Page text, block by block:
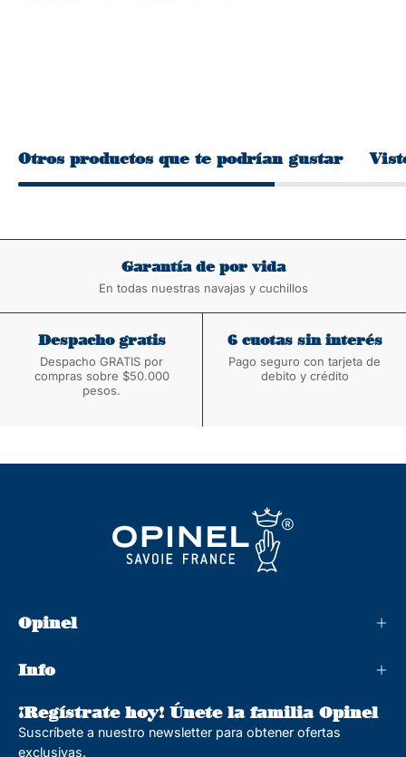
Otros productos que te podrían gustar
Garantía de por vida
En todas nuestras navajas y cuchillos
Despacho gratis
Despacho GRATIS por
compras sobre $50.000
pesos.
6 cuotas sin interés
Pago seguro con tarjeta de
debito y crédito
Opinel
Info
¡Regístrate hoy! Únete la familia Opinel
Suscríbete a nuestro newsletter para obtener ofertas
exclusivas.